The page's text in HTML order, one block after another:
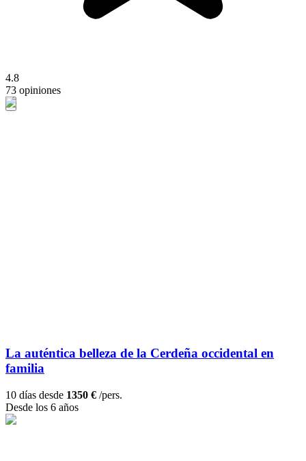
4.8
73 opiniones
La auténtica belleza de la Cerdeña occidental en
familia
10 días desde 1350 € /pers.
Desde los 6 años